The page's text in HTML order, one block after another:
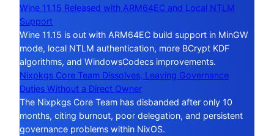
Wine 11.15 Released with ARM64EC and Local NTLM
Support
Wine 11.15 is out with ARM64EC build support in MinGW
mode, local NTLM authentication, more BCrypt KDF
algorithms, and WindowsCodecs improvements.
Nixpkgs Core Team Dissolves, Leaving Governance
Duties Without a Direct Owner
The Nixpkgs Core Team has disbanded after only 10
months, citing burnout, poor delegation, and persistent
governance problems within NixOS.